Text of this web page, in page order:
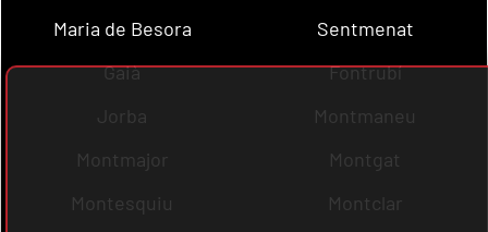
Maria de Besora
Sentmenat
Gaià
Fontrubí
Jorba
Montmaneu
Montmajor
Montgat
Montesquiu
Montclar